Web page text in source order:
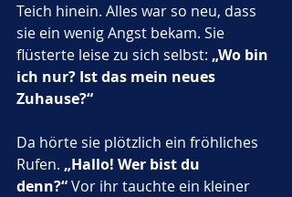
Teich hinein. Alles war so neu, dass
sie ein wenig Angst bekam. Sie
flüsterte leise zu sich selbst: „Wo bin
ich nur? Ist das mein neues
Zuhause?“
Da hörte sie plötzlich ein fröhliches
Rufen. „Hallo! Wer bist du
denn?“ Vor ihr tauchte ein kleiner